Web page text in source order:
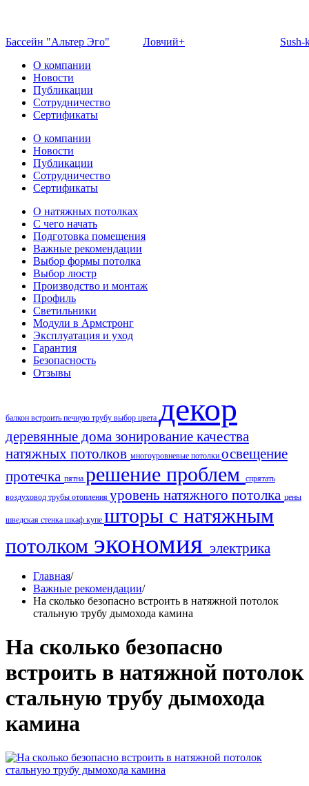
Бассейн "Альтер Эго" Ловчий+ Sush-
Отель Эмеральд
О компании
Новости
Публикации
Сотрудничество
Сертификаты
О компании
Новости
Публикации
Сотрудничество
Сертификаты
О натяжных потолках
С чего начать
Подготовка помещения
Важные рекомендации
Выбор формы потолка
Выбор люстр
Производство и монтаж
Профиль
Светильники
Модули в Армстронг
Эксплуатация и уход
Гарантия
Безопасность
Отзывы
балкон встроить печную трубу выбор цвета декор
деревянные дома зонирование качества
натяжных потолков многоуровневые потолки освещение
протечка пятна решение проблем спрятать
воздуховод трубы отопления уровень натяжного потолка цены
шведская стенка шкаф купе шторы с натяжным
потолком экономия электрика
Главная/
Важные рекомендации/
На сколько безопасно встроить в натяжной потолок
стальную трубу дымохода камина
На сколько безопасно
встроить в натяжной потолок
стальную трубу дымохода
камина